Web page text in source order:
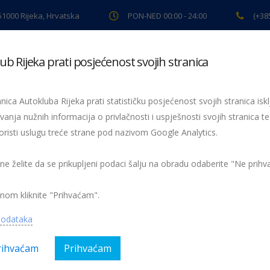
Rijeka, Hrvatska PON-NED 00:00 - 24:00
pregled Pomoć na cesti Servis Preventiva
Žmigavac 41 041-zmigavac
Rijeka prati posjećenost svojih stranica
Autokluba Rijeka prati statističku posjećenost svojih stranica
nužnih informacija o privlačnosti i uspješnosti svojih stranica te
uslugu treće strane pod nazivom Google Analytics.
želite da se prikupljeni podaci šalju na obradu odaberite "Ne
kliknite "Prihvaćam".
Prihvaćam